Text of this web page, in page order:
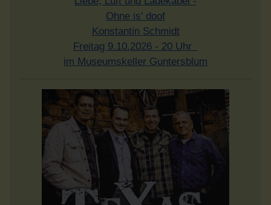
Ohne is' doof
Konstantin Schmidt
Freitag 9.10.2026 - 20 Uhr
im Museumskeller Guntersblum